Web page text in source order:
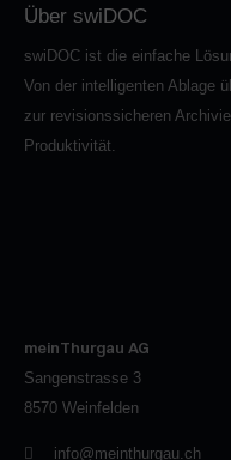
Über swiDOC
swiDOC ist die einfache
Von der intelligenten Ablage
zur revisionssicheren
Produktivität.
meinThurgau AG
Sangenstrasse 3
8570 Weinfelden
info@meinthurgau.ch